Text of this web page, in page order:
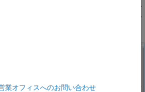
べ替えられます。並べ替えにあたって、パネ
ントは動的にサイズが調整され、コンポーネ
ス (余白) も削減されます。
業オフィスへのお問い合わせ